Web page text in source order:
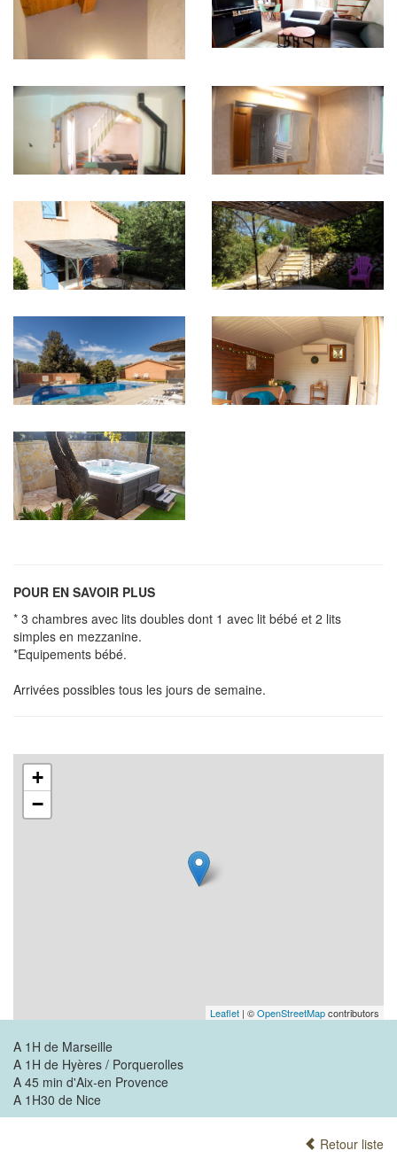
POUR EN SAVOIR PLUS
* 3 chambres avec lits doubles dont 1 avec lit bébé et 2 lits
simples en mezzanine.
*Equipements bébé.
Arrivées possibles tous les jours de semaine.
+
−
Leaflet | ©OpenStreetMapcontributors
A 1H de Marseille
A 1H de Hyères / Porquerolles
A 45 min d'Aix-en Provence
A 1H30 de Nice
Retour liste